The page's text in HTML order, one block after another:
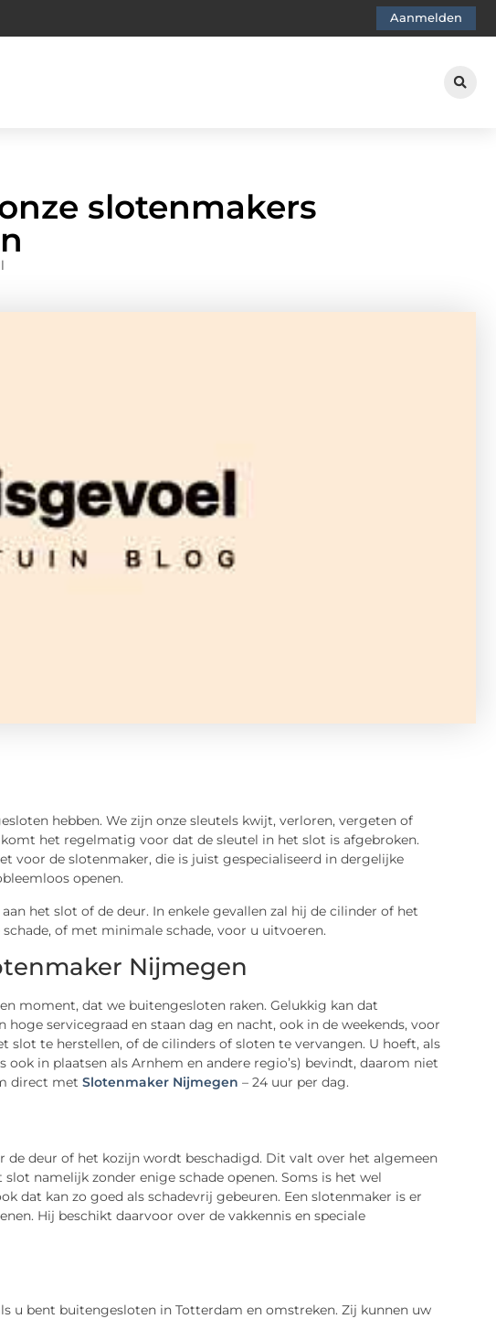
Aanmelden
slotenmakers
hebben. We zijn onze sleutels kwijt, verloren, vergeten of
het regelmatig voor dat de sleutel in het slot is afgebroken.
voor de slotenmaker, die is juist gespecialiseerd in dergelijke
openen.
het slot of de deur. In enkele gevallen zal hij de cilinder of het
of met minimale schade, voor u uitvoeren.
Nijmegen
moment, dat we buitengesloten raken. Gelukkig kan dat
servicegraad en staan dag en nacht, ook in de weekends, voor
te herstellen, of de cilinders of sloten te vervangen. U hoeft, als
in plaatsen als Arnhem en andere regio’s) bevindt, daarom niet
direct met Slotenmaker Nijmegen – 24 uur per dag.
de deur of het kozijn wordt beschadigd. Dit valt over het algemeen
namelijk zonder enige schade openen. Soms is het wel
dat kan zo goed als schadevrij gebeuren. Een slotenmaker is er
Hij beschikt daarvoor over de vakkennis en speciale
u bent buitengesloten in Totterdam en omstreken. Zij kunnen uw